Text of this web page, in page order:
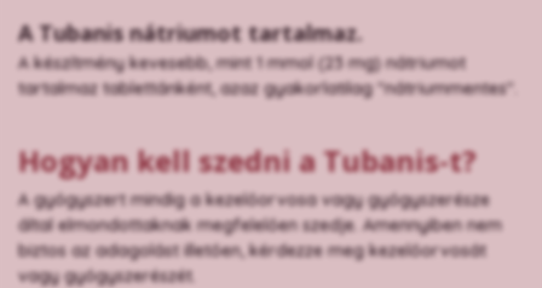
A Tubanis nátriumot tartalmaz.
A készítmény kevesebb, mint 1 mmol (23 mg) nátriumot
tartalmaz tablettánként, azaz gyakorlatilag "nátriummentes".
Hogyan kell szedni a Tubanis-t?
A gyógyszert mindig a kezelőorvosa vagy gyógyszerésze
által elmondottaknak megfelelően szedje. Amennyiben nem
biztos az adagolást illetően, kérdezze meg kezelőorvosát
vagy gyógyszerészét.